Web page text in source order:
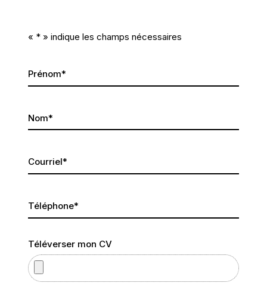
« * » indique les champs nécessaires
Prénom*
Nom*
Courriel*
Téléphone*
Téléverser mon CV